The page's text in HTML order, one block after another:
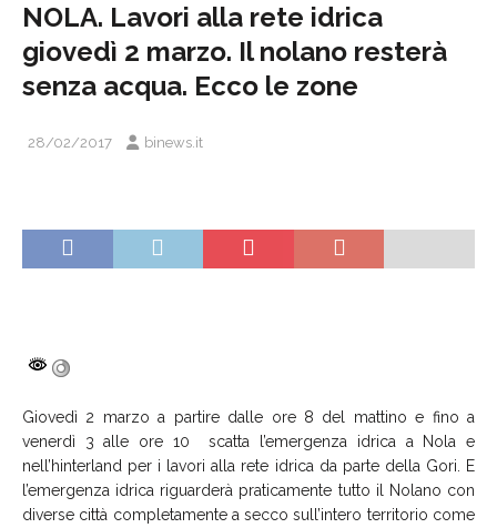
NOLA. Lavori alla rete idrica
giovedì 2 marzo. Il nolano resterà
senza acqua. Ecco le zone
28/02/2017 binews.it
Giovedì 2 marzo a partire dalle ore 8 del mattino e fino a
venerdì 3 alle ore 10 scatta l’emergenza idrica a Nola e
nell’hinterland per i lavori alla rete idrica da parte della Gori. E
l’emergenza idrica riguarderà praticamente tutto il Nolano con
diverse città completamente a secco sull’intero territorio come